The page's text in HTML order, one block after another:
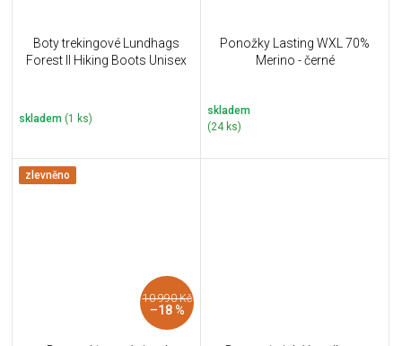
Boty trekingové Lundhags
Forest II Hiking Boots Unisex
skladem (1 ks)
Ponožky Lasting WXL 70%
Merino - černé
skladem
(24 ks)
zlevněno
10 990 Kč
–18 %